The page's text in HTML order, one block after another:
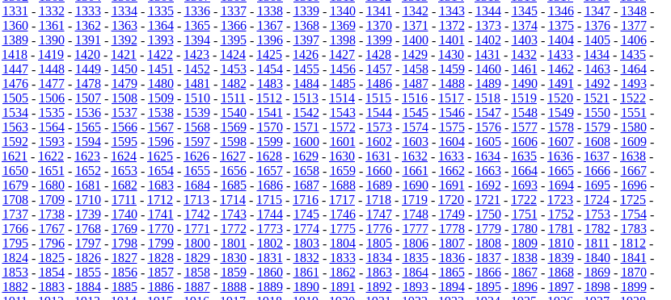
1331 - 1332 - 1333- 1334- 1335- 1336- 1337- 1338- 1339- 1340- 1341 - 1342 - 1343- 1344- 1345- 1346- 1347- 1348-
1360- 1361 - 1362 - 1363- 1364- 1365- 1366- 1367- 1368- 1369- 1370- 1371 - 1372 - 1373- 1374- 1375- 1376- 1377-
1389- 1390- 1391 - 1392 - 1393- 1394- 1395- 1396- 1397- 1398- 1399- 1400- 1401 - 1402 - 1403- 1404- 1405- 1406-
1418 - 1419 - 1420 - 1421 - 1422 - 1423 - 1424 - 1425 - 1426 - 1427 - 1428 - 1429 - 1430 - 1431 - 1432 - 1433 - 1434 - 1435 -
1447- 1448- 1449- 1450- 1451 - 1452 - 1453- 1454- 1455- 1456- 1457- 1458- 1459- 1460- 1461 - 1462 - 1463- 1464-
1476- 1477- 1478- 1479- 1480- 1481 - 1482 - 1483- 1484- 1485- 1486- 1487- 1488- 1489- 1490- 1491 - 1492 - 1493-
1505 - 1506 - 1507 - 1508 - 1509 - 1510 - 1511 - 1512 - 1513 - 1514 - 1515 - 1516 - 1517 - 1518 - 1519 - 1520 - 1521 - 1522 -
1534- 1535- 1536- 1537- 1538- 1539- 1540- 1541 - 1542 - 1543- 1544- 1545- 1546- 1547- 1548- 1549- 1550- 1551 -
1563- 1564- 1565- 1566- 1567- 1568- 1569- 1570- 1571 - 1572 - 1573- 1574- 1575- 1576- 1577- 1578- 1579- 1580-
1592 - 1593- 1594- 1595- 1596- 1597- 1598- 1599- 1600- 1601 - 1602 - 1603- 1604- 1605- 1606- 1607- 1608- 1609-
1621 - 1622 - 1623 - 1624 - 1625 - 1626 - 1627 - 1628 - 1629 - 1630 - 1631 - 1632 - 1633 - 1634 - 1635 - 1636 - 1637 - 1638 -
1650- 1651 - 1652 - 1653- 1654- 1655- 1656- 1657- 1658- 1659- 1660- 1661 - 1662 - 1663- 1664- 1665- 1666- 1667-
1679- 1680- 1681 - 1682 - 1683- 1684- 1685- 1686- 1687- 1688- 1689- 1690- 1691 - 1692 - 1693- 1694- 1695- 1696-
1708 - 1709 - 1710 - 1711 - 1712 - 1713 - 1714 - 1715 - 1716 - 1717 - 1718 - 1719 - 1720 - 1721 - 1722 - 1723 - 1724 - 1725 -
1737- 1738- 1739- 1740- 1741 - 1742 - 1743- 1744- 1745- 1746- 1747- 1748- 1749- 1750- 1751 - 1752 - 1753- 1754-
1766- 1767- 1768- 1769- 1770- 1771 - 1772 - 1773- 1774- 1775- 1776- 1777- 1778- 1779- 1780- 1781 - 1782 - 1783-
1795 - 1796 - 1797 - 1798 - 1799 - 1800 - 1801 - 1802 - 1803 - 1804 - 1805 - 1806 - 1807 - 1808 - 1809 - 1810 - 1811 - 1812 -
1824- 1825- 1826- 1827- 1828- 1829- 1830- 1831 - 1832 - 1833- 1834- 1835- 1836- 1837- 1838- 1839- 1840- 1841 -
1853- 1854- 1855- 1856- 1857- 1858- 1859- 1860- 1861 - 1862 - 1863- 1864- 1865- 1866- 1867- 1868- 1869- 1870-
1882 - 1883- 1884- 1885- 1886- 1887- 1888- 1889- 1890- 1891 - 1892 - 1893- 1894- 1895- 1896- 1897- 1898- 1899-